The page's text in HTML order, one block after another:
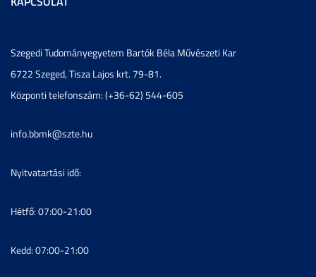
Szegedi Tudományegyetem Bartók Béla Művészeti Kar
6722 Szeged, Tisza Lajos krt. 79-81.
Központi telefonszám: (+36-62) 544-605
info.bbmk@szte.hu
Nyitvatartási idő:
Hétfő: 07:00-21:00
Kedd: 07:00-21:00